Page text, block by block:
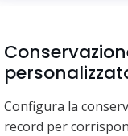
Configura la
record per